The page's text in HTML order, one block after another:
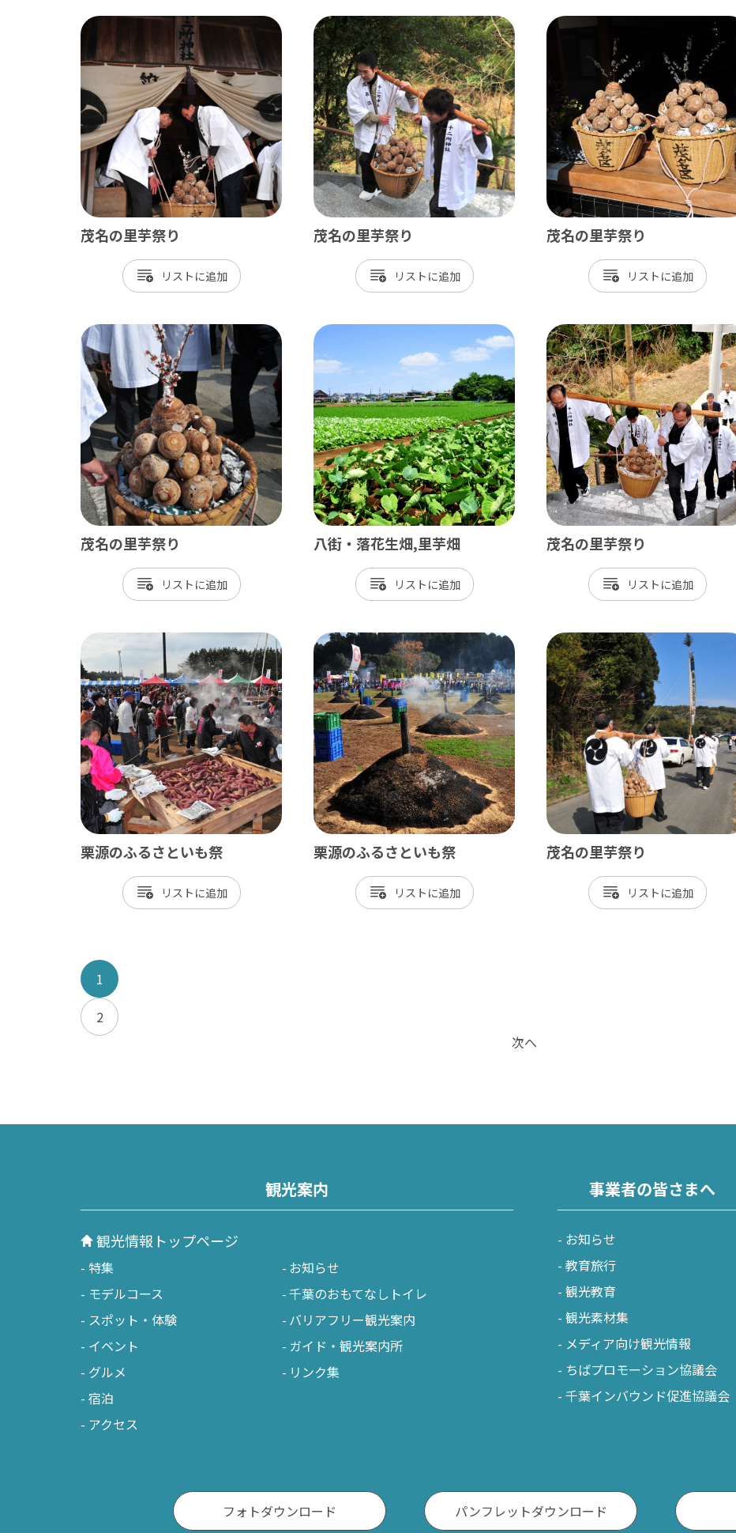
香取市
酒々井町
栄町
神崎町
多古町
東庄町
芝山町
南房総
勝浦市
鴨川市
南房総市
いすみ市
大多喜町
御宿町
鋸南町
かずさ・臨海
富津市
袖ケ浦市
市原市
茂名の里芋祭り
リスト
茂名の里芋祭り
リスト
茂名の里芋祭り
リスト
茂名の里芋祭り
リスト
八街・落花生畑,里芋畑
リスト
茂名の里芋祭り
リスト
栗源のふるさといも祭
リスト
栗源のふるさといも祭
リスト
茂名の里芋祭り
リスト
1
2
次へ
観光案内
観光情報トップページ
特集
モデルコース
スポット・体験
イベント
グルメ
宿泊
アクセス
お知らせ
千葉のおもてなしトイレ
バリアフリー観光案内
ガイド・観光案内所
リンク集
事業者の皆さまへ
お知らせ
教育旅行
観光教育
観光素材集
メディア向け観光情報
ちばプロモーション協議会
千葉インバウンド促進協議会
フォトダウンロード パンフレットダウンロード